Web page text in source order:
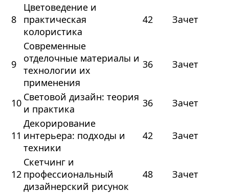
8
Цветоведение и
практическая
колористика
42 Зачет
9
Современные
отделочные материалы и
технологии их
применения
36 Зачет
10 Световой дизайн: теория
и практика
36 Зачет
11
Декорирование
интерьера: подходы и
техники
42 Зачет
12
Скетчинг и
профессиональный
дизайнерский рисунок
48 Зачет